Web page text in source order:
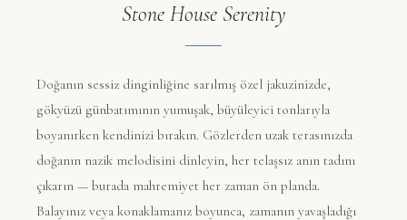
Stone House Serenity
Doğanın sessiz dinginliğine sarılmış özel jakuzinizde,
gökyüzü günbatımının yumuşak, büyüleyici tonlarıyla
boyanırken kendinizi bırakın. Gözlerden uzak terasınızda
doğanın nazik melodisini dinleyin, her telaşsız anın tadını
çıkarın — burada mahremiyet her zaman ön planda.
Balayınız veya konaklamanız boyunca, zamanın yavaşladığı